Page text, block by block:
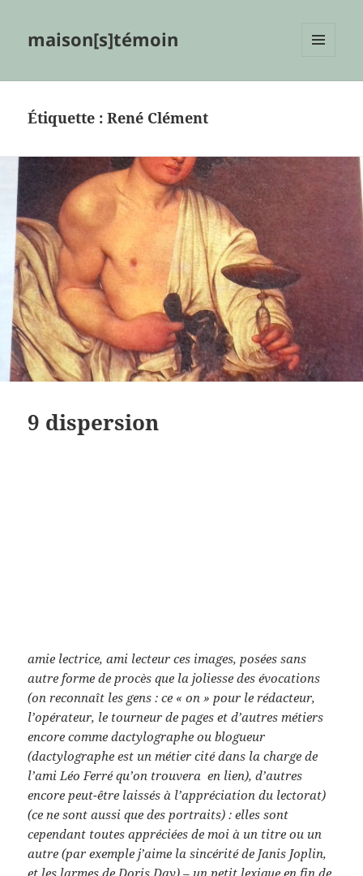
maison[s]témoin
Étiquette :René Clément
9 dispersion
amie lectrice, ami lecteur ces images, posées sans
autre forme de procès que la joliesse des évocations
(on reconnaît les gens : ce « on » pour le rédacteur,
l’opérateur, le tourneur de pages et d’autres métiers
encore comme dactylographe ou blogueur
(dactylographe est un métier cité dans la charge de
l’ami Léo Ferré qu’on trouvera en lien), d’autres
encore peut-être laissés à l’appréciation du lectorat)
(ce ne sont aussi que des portraits) : elles sont
cependant toutes appréciées de moi à un titre ou un
autre (par exemple j’aime la sincérité de Janis Joplin,
et les larmes de Doris Day) – un petit lexique en fin de